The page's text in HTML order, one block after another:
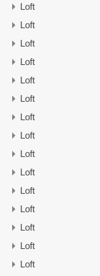
Loft
Loft
Loft
Loft
Loft
Loft
Loft
Loft
Loft
Loft
Loft
Loft
Loft
Loft
Loft